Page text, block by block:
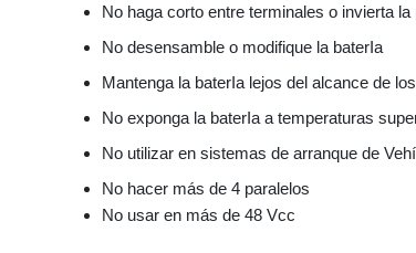
No haga corto entre terminales o invierta la
No desensamble o modifique la baterIa
Mantenga la baterIa lejos del alcance de
No exponga la baterIa a temperaturas
No utilizar en sistemas de arranque de
No hacer más de 4 paralelos
No usar en más de 48 Vcc